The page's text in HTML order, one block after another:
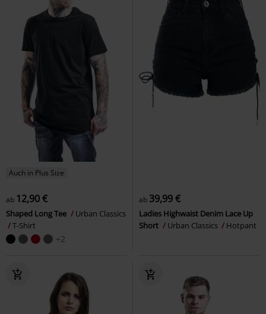
Auch in Plus Size
ab 12,90 €
Shaped Long Tee
Urban Classics
T-Shirt
+2
ab 39,99 €
Ladies Highwaist Denim Lace Up
Short
Urban Classics Hotpant